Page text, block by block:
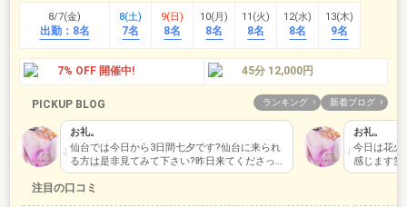
8/7(金)
出勤： 8名
8(土)
7名
9(日)
8名
10(月)
8名
11(火)
8名
12(水)
8名
13(木)
9名
7% OFF 開催中! 45分 12,000円
PICKUP BLOG ランキング 新着ブログ
お礼。
仙台では今日から3日間七夕です?仙台に来られ
る方は是非見てみて下さい?昨日来てくださっ
た本指さま昨日は来てくれてありがとう…
お礼。
今日は花火
感じます
とうござ
注目の口コミ